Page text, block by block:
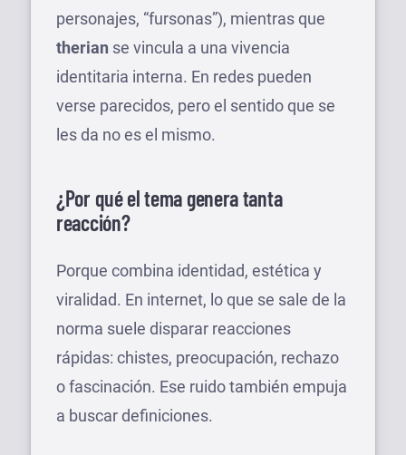
personajes, “fursonas”), mientras que
therian se vincula a una vivencia
identitaria interna. En redes pueden
verse parecidos, pero el sentido que se
les da no es el mismo.
¿Por qué el tema genera tanta
reacción?
Porque combina identidad, estética y
viralidad. En internet, lo que se sale de la
norma suele disparar reacciones
rápidas: chistes, preocupación, rechazo
o fascinación. Ese ruido también empuja
a buscar definiciones.